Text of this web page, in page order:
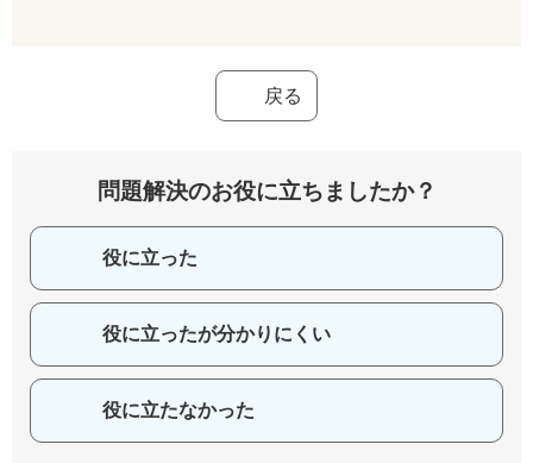
戻る
問題解決のお役に立ちましたか？
役に立った
役に立ったが分かりにくい
役に立たなかった